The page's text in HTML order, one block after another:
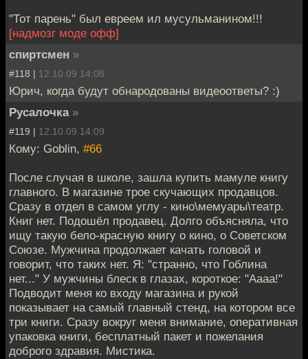
"Тот парень" был евреем ил мусульманином!!!
[надмозг моде офф]
спиртсмен »
#118 | 12.10.09 14:08
Юрич, когда будут обнародованы видеоответы? :)
Русалочка »
#119 | 12.10.09 14:09
Кому: Goblin, #66
После случая в школе, зашла купить мамуле книгу
главного. В магазине трое скучающих продавцов.
Сразу в отдел в самом углу - кино\мемуары\театр.
Книг нет. Подошёл продавец. Долго объясняла, что
ищу такую бело-красную книгу о кино, о Советском
Союзе. Мужчина продолжает качать головой и
говорит, что таких нет. Я: "странно, что Гоблина
нет..." У мужчины блеск в глазах, короткое: "Аааа!"
Подводит меня ко входу магазина и рукой
показывает на самый главный стенд, на котором все
три книги. Сразу вокруг меня внимание, оперативная
упаковка книги, бесплатный пакет и пожелания
доброго здравия. Мистика.